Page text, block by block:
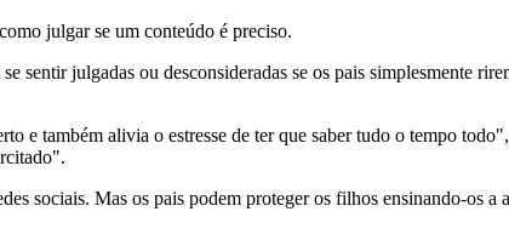
julgar se um conteúdo é preciso.
sentir julgadas ou desconsideradas se os pais simplesmente
e também alivia o estresse de ter que saber tudo o tempo
sociais. Mas os pais podem proteger os filhos ensinando-os a